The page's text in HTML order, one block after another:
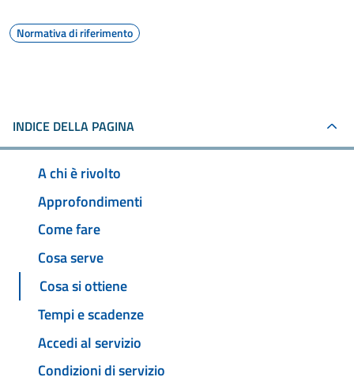
Normativa di riferimento
INDICE DELLA PAGINA
A chi è rivolto
Approfondimenti
Come fare
Cosa serve
Cosa si ottiene
Tempi e scadenze
Accedi al servizio
Condizioni di servizio